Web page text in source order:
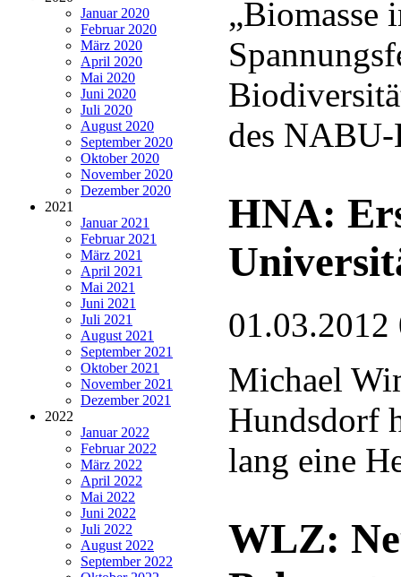
Januar 2020
Februar 2020
März 2020
April 2020
Mai 2020
Juni 2020
Juli 2020
August 2020
September 2020
Oktober 2020
November 2020
Dezember 2020
2021
Januar 2021
Februar 2021
März 2021
April 2021
Mai 2021
Juni 2021
Juli 2021
August 2021
September 2021
Oktober 2021
November 2021
Dezember 2021
2022
Januar 2022
Februar 2022
März 2022
April 2022
Mai 2022
Juni 2022
Juli 2022
August 2022
September 2022
„Biomasse
des NABU-
HNA:
01.03.2012
Michael
Hundsdorf
lang eine
WLZ: